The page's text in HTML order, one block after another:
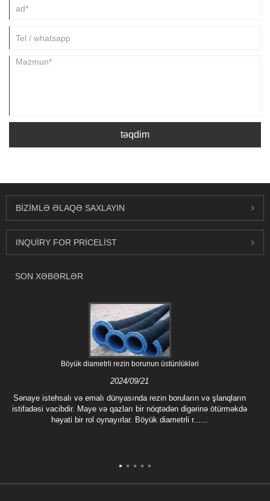
təqdim
BIZIMLƏ ƏLAQƏ SAXLAYIN
INQUIRY FOR PRICELIST
SON XƏBƏRLƏR
Böyük diametrli rezin borunun üstünlükləri
2024/09/21
Sənaye istehsalı və emalı dünyasında rezin boruların və şlanqların
istifadəsi vacibdir. Maye və qazları bir nöqtədən digərinə ötürməkdə
həyati bir rol oynayırlar. Böyük diametrli r......